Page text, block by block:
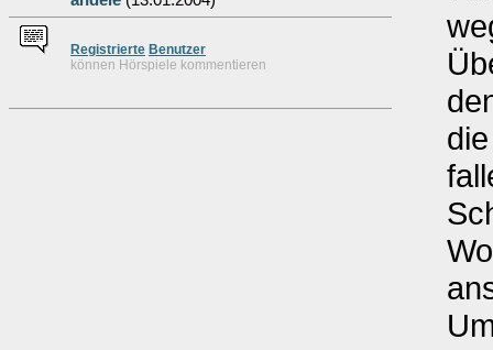
Registrierte Benutzer
können Hörspiele kommentieren